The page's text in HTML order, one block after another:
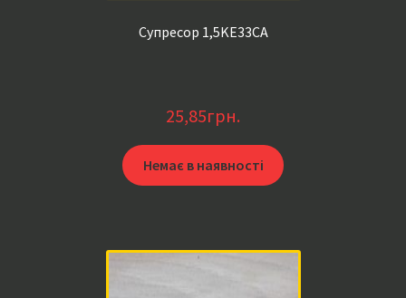
Супресор 1,5KE33CA
25,85грн.
Немає в наявності